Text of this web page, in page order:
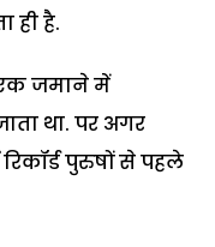
ही है.
जमाने में
था. पर अगर
पुरुषों से पहले